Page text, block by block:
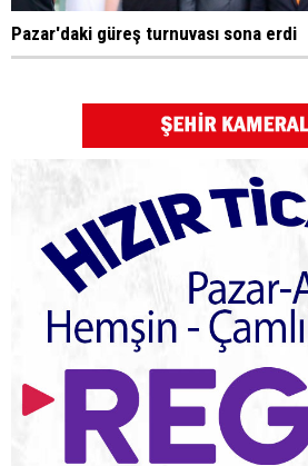
Pazar'daki güreş turnuvası sona erdi